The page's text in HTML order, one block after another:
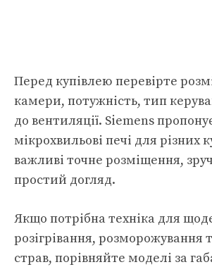
Перед купівлею перевірте
камери, потужність, тип
до вентиляції. Siemens
мікрохвильові печі для різних
важливі точне розміщення,
простий догляд.
Якщо потрібна техніка для
розігрівання, розморожування
страв, порівняйте моделі за